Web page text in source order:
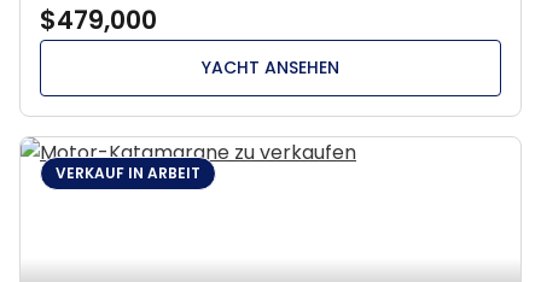
$479,000
YACHT ANSEHEN
VERKAUF IN ARBEIT